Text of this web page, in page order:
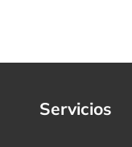
Servicios